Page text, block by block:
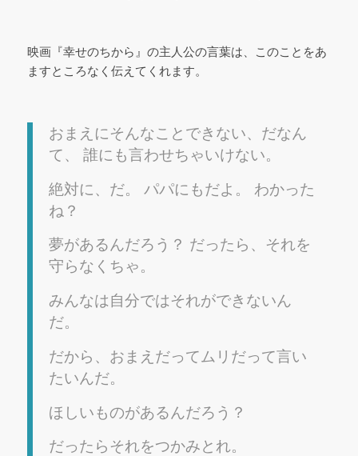
映画『幸せのちから』の主人公の言葉は、このことをあ
ますところなく伝えてくれます。
おまえにそんなことできない、だなん
て、 誰にも言わせちゃいけない。
絶対に、だ。 パパにもだよ。 わかった
ね？
夢があるんだろう？ だったら、それを
守らなくちゃ。
みんなは自分ではそれができないん
だ。
だから、おまえだってムリだって言い
たいんだ。
ほしいものがあるんだろう？
だったらそれをつかみとれ。